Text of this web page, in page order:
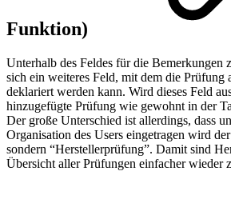
Funktion)
Unterhalb des Feldes für die Bemerkungen
sich ein weiteres Feld, mit dem die Prüfung
deklariert werden kann. Wird dieses Feld
hinzugefügte Prüfung wie gewohnt in der
Der große Unterschied ist allerdings, dass
Organisation des Users eingetragen wird
sondern “Herstellerprüfung”. Damit sind
Übersicht aller Prüfungen einfacher wieder